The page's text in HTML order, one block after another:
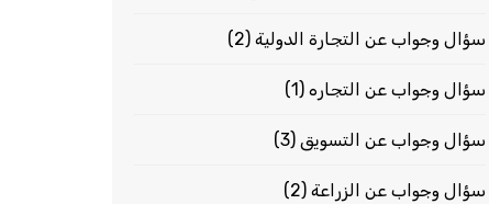
سؤال وجواب عن التجارة الدولية (2)
سؤال وجواب عن التجاره (1)
سؤال وجواب عن التسويق (3)
سؤال وجواب عن الزراعة (2)